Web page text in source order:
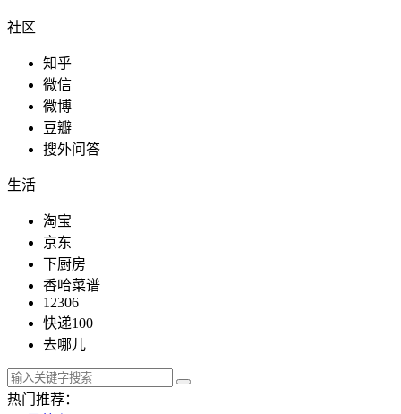
社区
知乎
微信
微博
豆瓣
搜外问答
生活
淘宝
京东
下厨房
香哈菜谱
12306
快递100
去哪儿
热门推荐：